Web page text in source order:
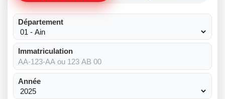
Département
Immatriculation
Année